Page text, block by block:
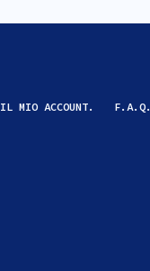
IL MIO ACCOUNT. F.A.Q.